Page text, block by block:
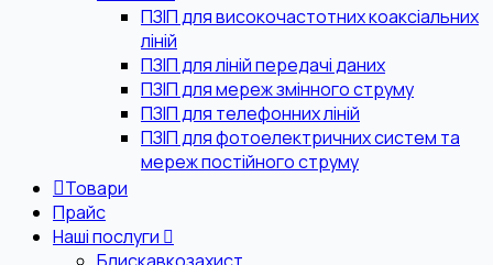
ПЗІП для високочастотних коаксіальних
ліній
ПЗІП для ліній передачі даних
ПЗІП для мереж змінного струму
ПЗІП для телефонних ліній
ПЗІП для фотоелектричних систем та
мереж постійного струму
Товари
Прайс
Наші послуги